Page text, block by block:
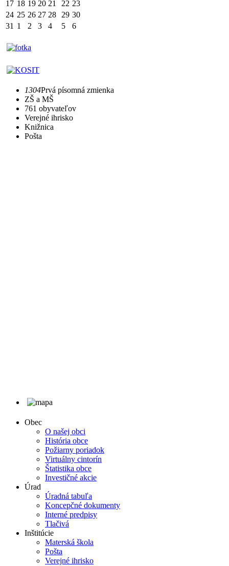
17 18 19 20 21 22 23
24 25 26 27 28 29 30
31 1 2 3 4 5 6
1304Prvá písomná zmienka
ZŠ a MŠ
761 obyvateľov
Verejné ihrisko
Knižnica
Pošta
Obec
O našej obci
História obce
Požiarny poriadok
Virtuálny cintorín
Štatistika obce
Investičné akcie
Úrad
Úradná tabuľa
Koncepčné dokumenty
Interné predpisy
Tlačivá
Inštitúcie
Materská škola
Pošta
Verejné ihrisko